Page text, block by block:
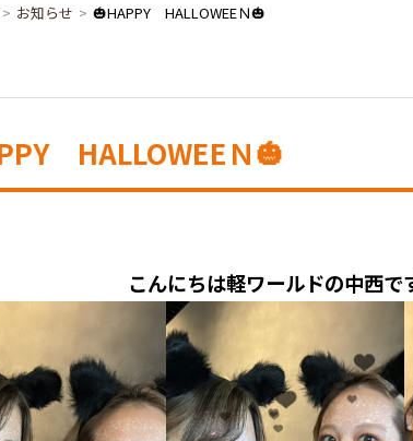
お知らせ 🎃HAPPY HALLOWEEＮ🎃
HALLOWEEＮ🎃
こんにちは軽ワールドの中西で